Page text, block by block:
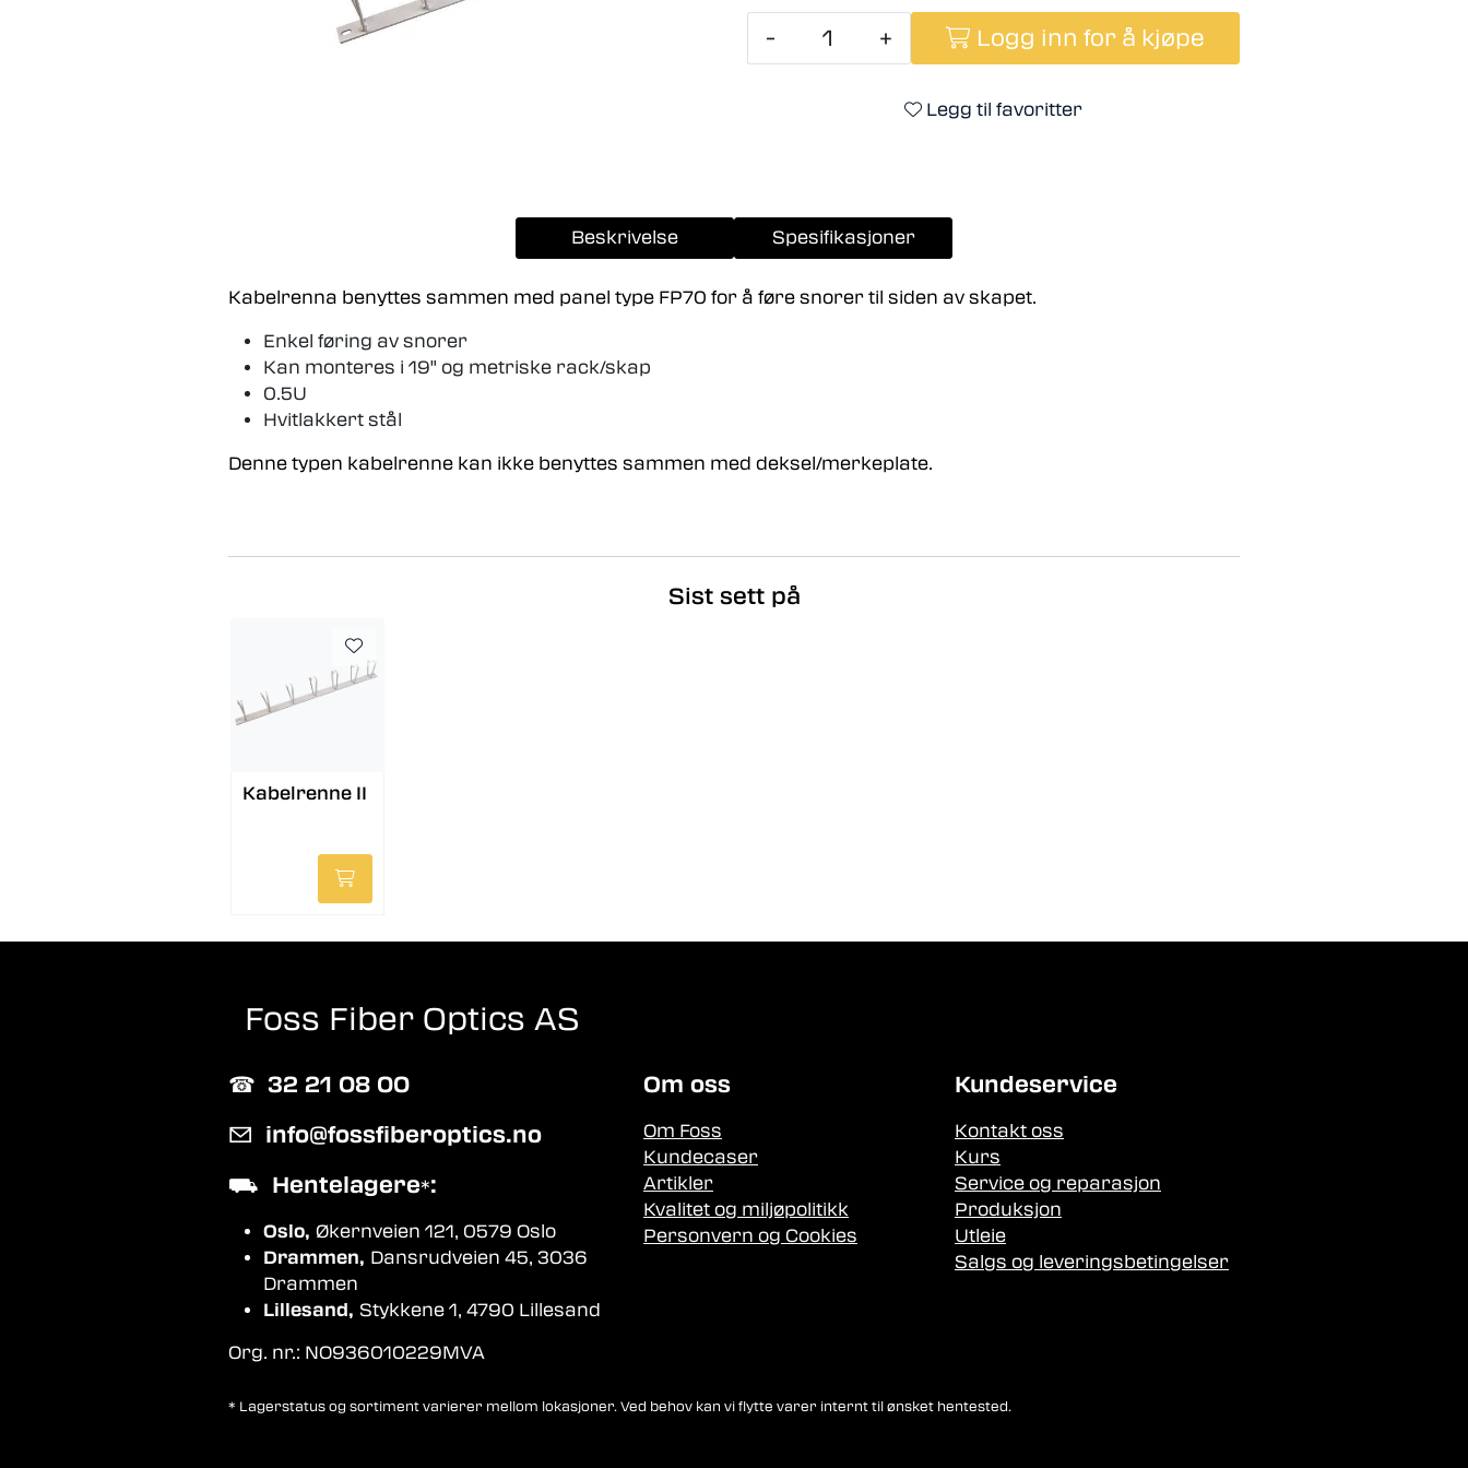
- + Logg inn for å kjøpe
Legg til favoritter
Beskrivelse Spesifikasjoner
Kabelrenna benyttes sammen med panel type FP70 for å føre snorer til siden av skapet.
Enkel føring av snorer
Kan monteres i 19" og metriske rack/skap
0.5U
Hvitlakkert stål
Denne typen kabelrenne kan ikke benyttes sammen med deksel/merkeplate.
Sist sett på
Kabelrenne II
Foss Fiber Optics AS
☎︎ 32 21 08 00
✉ info@fossfiberoptics.no
⛟ Hentelagere*:
Oslo, Økernveien 121, 0579 Oslo
Drammen, Dansrudveien 45, 3036
Drammen
Lillesand, Stykkene 1, 4790 Lillesand
Org. nr.: NO936010229MVA
Om oss
Om Foss
Kundecaser
Artikler
Kvalitet og miljøpolitikk
Personvern og Cookies
Kundeservice
Kontakt oss
Kurs
Service og reparasjon
Produksjon
Utleie
Salgs og leveringsbetingelser
* Lagerstatus og sortiment varierer mellom lokasjoner. Ved behov kan vi flytte varer internt til ønsket hentested.